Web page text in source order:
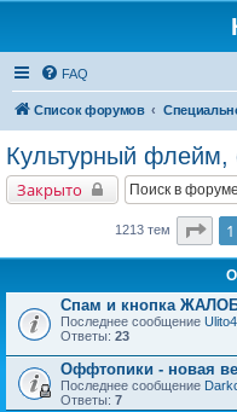
FAQ
Список форумов
Культурный флейм,
Закрыто
1213 тем 1
Спам и кнопка
Последнее сообщение
Ответы: 23
Оффтопики - новая
Последнее сообщение
Ответы: 7